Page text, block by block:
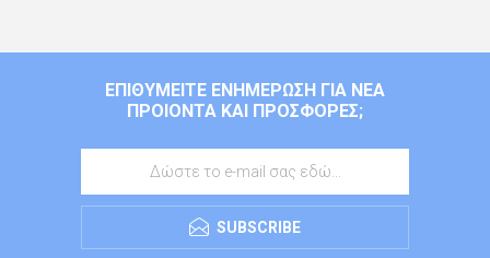
ΕΠΙΘΥΜΕΊΤΕ ΕΝΗΜΈΡΩΣΗ ΓΙΑ ΝΈΑ
ΠΡΟΙΌΝΤΑ ΚΑΙ ΠΡΟΣΦΟΡΈΣ;
SUBSCRIBE